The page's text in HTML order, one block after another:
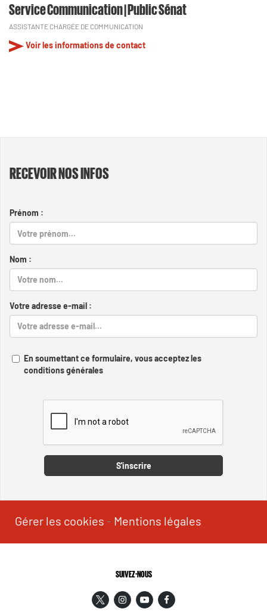
Service Communication | Public Sénat
ASSISTANTE CHARGÉE DE COMMUNICATION
Voir les informations de contact
RECEVOIR NOS INFOS
Prénom :
Nom :
Votre adresse e-mail :
En soumettant ce formulaire, vous acceptez les
conditions générales
S'inscrire
Gérer les cookies - Mentions légales
SUIVEZ-NOUS